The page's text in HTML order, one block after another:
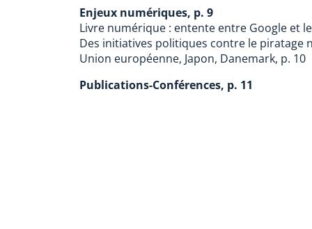
Enjeux numériques, p. 9
Livre numérique : entente entre Google et
Des initiatives politiques contre le piratage
Union européenne, Japon, Danemark, p. 10
Publications-Conférences, p. 11